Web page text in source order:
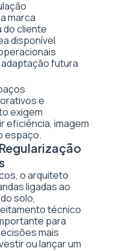
marca
do cliente
disponível
futura
e
exigem
eficiência, imagem
espaço.
o arquiteto
ligadas ao
solo,
técnico
para
mais
ou lançar um